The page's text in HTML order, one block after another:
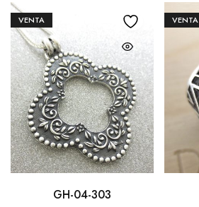
VENTA
GH-04-303
VENTA